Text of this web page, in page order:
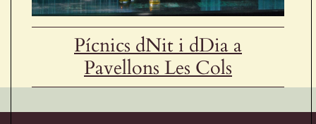
Pícnics dNit i dDia a
Pavellons Les Cols